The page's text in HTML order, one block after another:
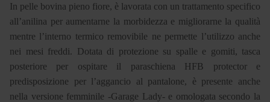
In pelle bovina pieno fiore, è lavorata con un trattamento specifico
all’anilina per aumentarne la morbidezza e migliorarne la qualità
mentre l’interno termico removibile ne permette l’utilizzo anche
nei mesi freddi. Dotata di protezione su spalle e gomiti, tasca
posteriore per ospitare il paraschiena HFB protector e
predisposizione per l’aggancio al pantalone, è presente anche
nella versione femminile -Garage Lady- e omologata secondo la